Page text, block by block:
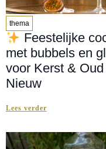
thema
Feestelijke
met bubbels en
voor Kerst & Oud
Nieuw
Lees verder